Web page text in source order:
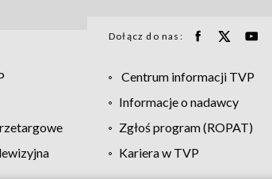
Dołącz do nas:
Centrum informacji TVP
Informacje o nadawcy
Zgłoś program (ROPAT)
Kariera w TVP